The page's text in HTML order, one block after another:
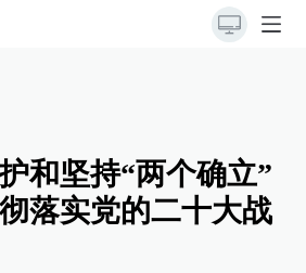
和坚持“两个确立”
落实党的二十大战